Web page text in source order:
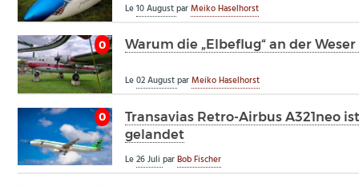
Le10 AugustparMeiko Haselhorst
0 Warum die „Elbeflug“ an der
Le02 AugustparMeiko Haselhorst
0
Transavias Retro-Airbus A321neo
gelandet
Le26 Juli parBob Fischer